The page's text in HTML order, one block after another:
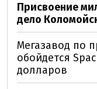
Присвоение
дело
Мегазавод по
обойдется
долларов